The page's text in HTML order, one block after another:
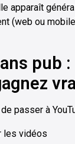
apparaît
(web ou
pub
passer à
les vidéos